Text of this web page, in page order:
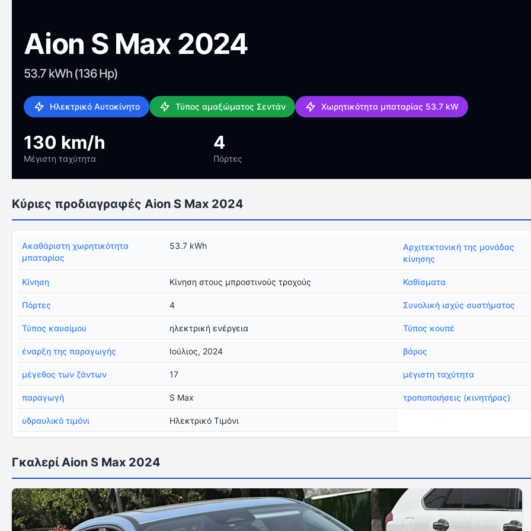
Aion S Max 2024
53.7 kWh (136 Hp)
Ηλεκτρικό Αυτοκίνητο Τύπος αμαξώματος Σεντάν Χωρητικότητα μπαταρίας 53.7 kW
130 km/h
Μέγιστη ταχύτητα
4
Πόρτες
Κύριες προδιαγραφές Aion S Max 2024
Ακαθάριστη χωρητικότητα
μπαταρίας
53.7 kWh
Αρχιτεκτονική της μονάδας
κίνησης
Κίνηση Κίνηση στους μπροστινούς τροχούς Καθίσματα
Πόρτες 4 Συνολική ισχύς συστήματος
Τύπος καυσίμου ηλεκτρική ενέργεια Τύπος κουπέ
έναρξη της παραγωγής Ιούλιος, 2024 βάρος
μέγεθος των ζάντων 17 μέγιστη ταχύτητα
παραγωγή S Max τροποποιήσεις (κινητήρας)
υδραυλικό τιμόνι Ηλεκτρικό Τιμόνι
Γκαλερί Aion S Max 2024